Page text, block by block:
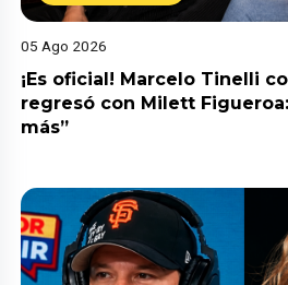
05 Ago 2026
¡Es oficial! Marcelo Tinelli
regresó con Milett
más”